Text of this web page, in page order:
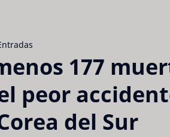
177
peor
del Sur